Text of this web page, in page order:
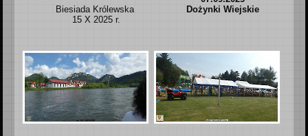
Biesiada Królewska
15 X 2025 r.
Dożynki Wiejskie